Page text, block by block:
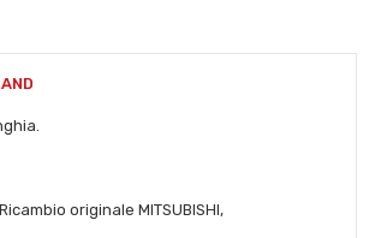
originale MITSUBISHI,